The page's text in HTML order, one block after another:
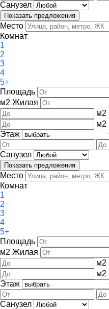
Санузел
Место
Комнат
1
2
3
4
5+
Площадь
м2 Жилая
м2
м2
Этаж
Санузел
Место
Комнат
1
2
3
4
5+
Площадь
м2 Жилая
м2
м2
Этаж
Санузел